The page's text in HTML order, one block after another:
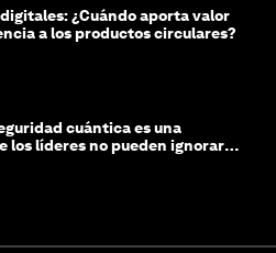
¿Cuándo aporta valor
a los productos circulares?
cuántica es una
los líderes no pueden ignorar